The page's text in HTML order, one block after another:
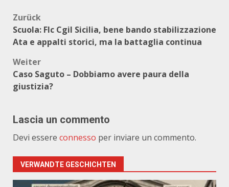
Beitragsnavigation
Zurück
Scuola: Flc Cgil Sicilia, bene bando stabilizzazione
Ata e appalti storici, ma la battaglia continua
Weiter
Caso Saguto – Dobbiamo avere paura della
giustizia?
Lascia un commento
Devi essere connesso per inviare un commento.
VERWANDTE GESCHICHTEN